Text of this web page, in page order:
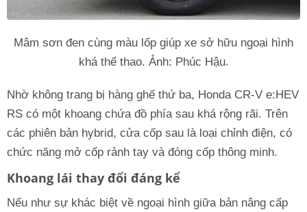
Mâm sơn đen cùng màu lốp giúp xe sở hữu ngoại hình
khá thể thao. Ảnh: Phúc Hậu.
Nhờ không trang bị hàng ghế thứ ba, Honda CR-V e:HEV
RS có một khoang chứa đồ phía sau khá rộng rãi. Trên
các phiên bản hybrid, cửa cốp sau là loại chỉnh điện, có
chức năng mở cốp rảnh tay và đóng cốp thông minh.
Khoang lái thay đổi đáng kể
Nếu như sự khác biệt về ngoại hình giữa bản nâng cấp